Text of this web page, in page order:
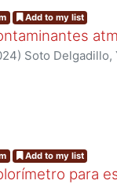
Add to my list
) Soto Delgadillo,
Add to my list
para